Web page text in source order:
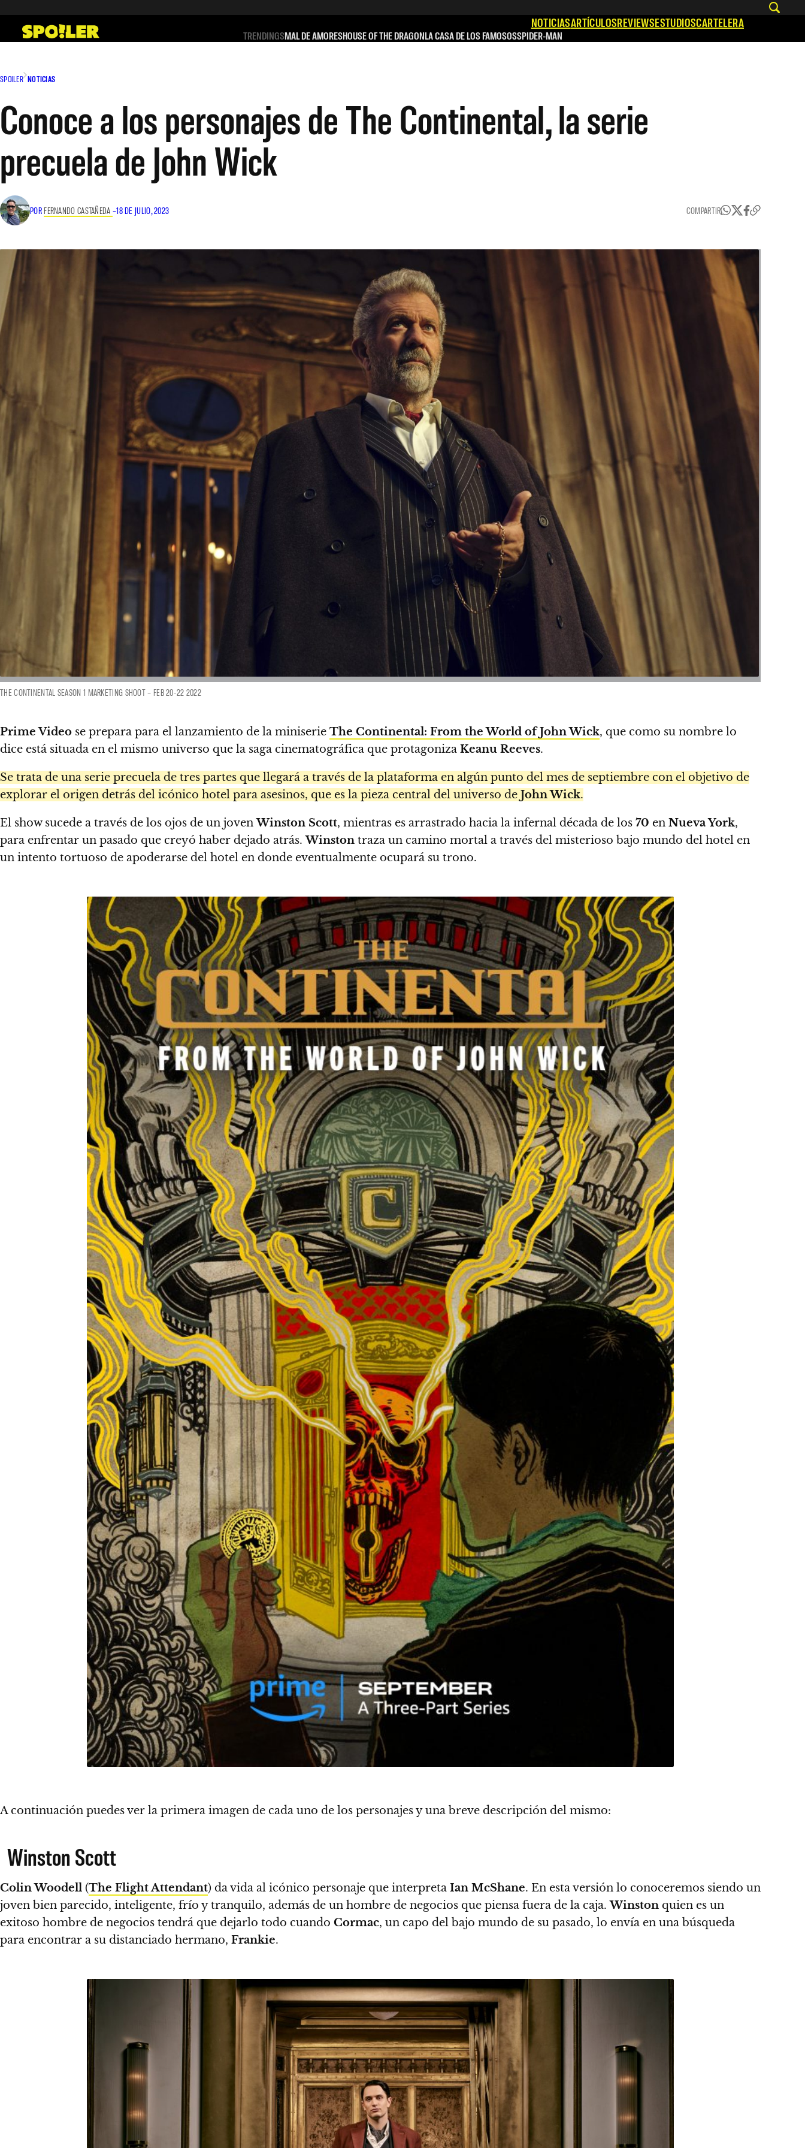
contenido
NOTICIASARTÍCULOSREVIEWSESTUDIOSCARTELERA
TRENDINGSMAL DE AMORESHOUSE OF THE DRAGONLA CASA DE LOS FAMOSOSSPIDER-MAN
SPOILER NOTICIAS
Conoce a los personajes de The Continental, la serie
precuela de John Wick
POR FERNANDO CASTAÑEDA –18 DE JULIO, 2023 COMPARTIR
THE CONTINENTAL SEASON 1 MARKETING SHOOT – FEB 20-22 2022
Prime Video se prepara para el lanzamiento de la miniserie The Continental: From the World of John Wick, que como su nombre lo
dice está situada en el mismo universo que la saga cinematográfica que protagoniza Keanu Reeves.
Se trata de una serie precuela de tres partes que llegará a través de la plataforma en algún punto del mes de septiembre con el objetivo de
explorar el origen detrás del icónico hotel para asesinos, que es la pieza central del universo de John Wick.
El show sucede a través de los ojos de un jovenWinston Scott, mientras es arrastrado hacia la infernal década de los 70 en Nueva York,
para enfrentar un pasado que creyó haber dejado atrás.Winston traza un camino mortal a través del misterioso bajo mundo del hotel en
un intento tortuoso de apoderarse del hotel en donde eventualmente ocupará su trono.
A continuación puedes ver la primera imagen de cada uno de los personajes y una breve descripción del mismo:
Winston Scott
Colin Woodell (The Flight Attendant) da vida al icónico personaje que interpreta Ian McShane. En esta versión lo conoceremos siendo un
joven bien parecido, inteligente, frío y tranquilo, además de un hombre de negocios que piensa fuera de la caja.Winston quien es un
exitoso hombre de negocios tendrá que dejarlo todo cuando Cormac, un capo del bajo mundo de su pasado, lo envía en una búsqueda
para encontrar a su distanciado hermano, Frankie.